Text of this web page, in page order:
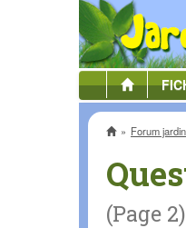
AccueilForum
(Page 2)